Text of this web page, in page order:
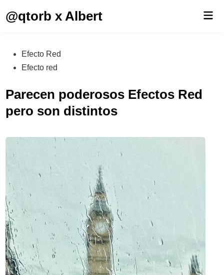
@qtorb x Albert
Publicado
en
Efecto Red
Efecto red
Parecen poderosos Efectos Red
pero son distintos